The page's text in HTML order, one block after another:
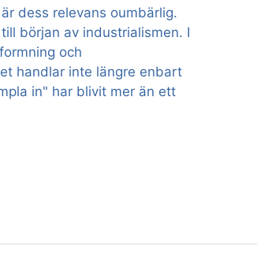
dess relevans oumbärlig.
början av industrialismen. I
och
handlar inte längre enbart
in" har blivit mer än ett